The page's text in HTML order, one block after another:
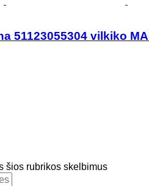
51123055304 vilkiko
šios rubrikos skelbimus